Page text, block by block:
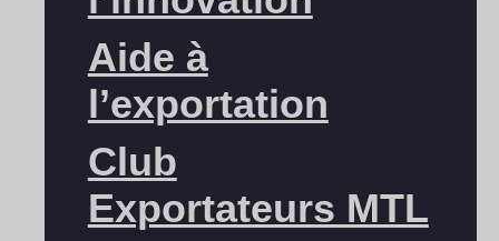
Aide à
l’exportation
Club
Exportateurs MTL